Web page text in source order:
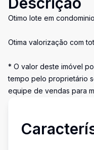
Otimo lote em
Otima valorização com
* O valor deste imóvel
tempo pelo proprietário
equipe de vendas para